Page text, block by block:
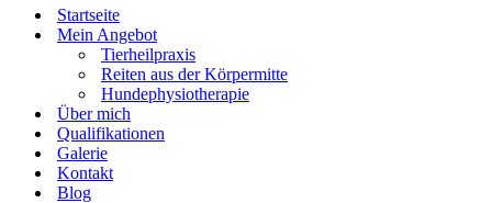
Startseite
Mein Angebot
Tierheilpraxis
Reiten aus der Körpermitte
Hundephysiotherapie
Über mich
Qualifikationen
Galerie
Kontakt
Blog